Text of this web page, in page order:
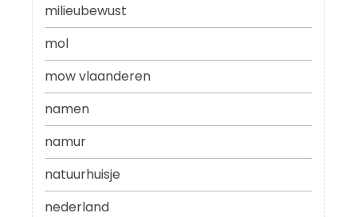
milieubewust
mol
mow vlaanderen
namen
namur
natuurhuisje
nederland